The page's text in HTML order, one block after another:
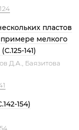
пластов
примере мелкого
141)
Д.А., Баязитова
154)